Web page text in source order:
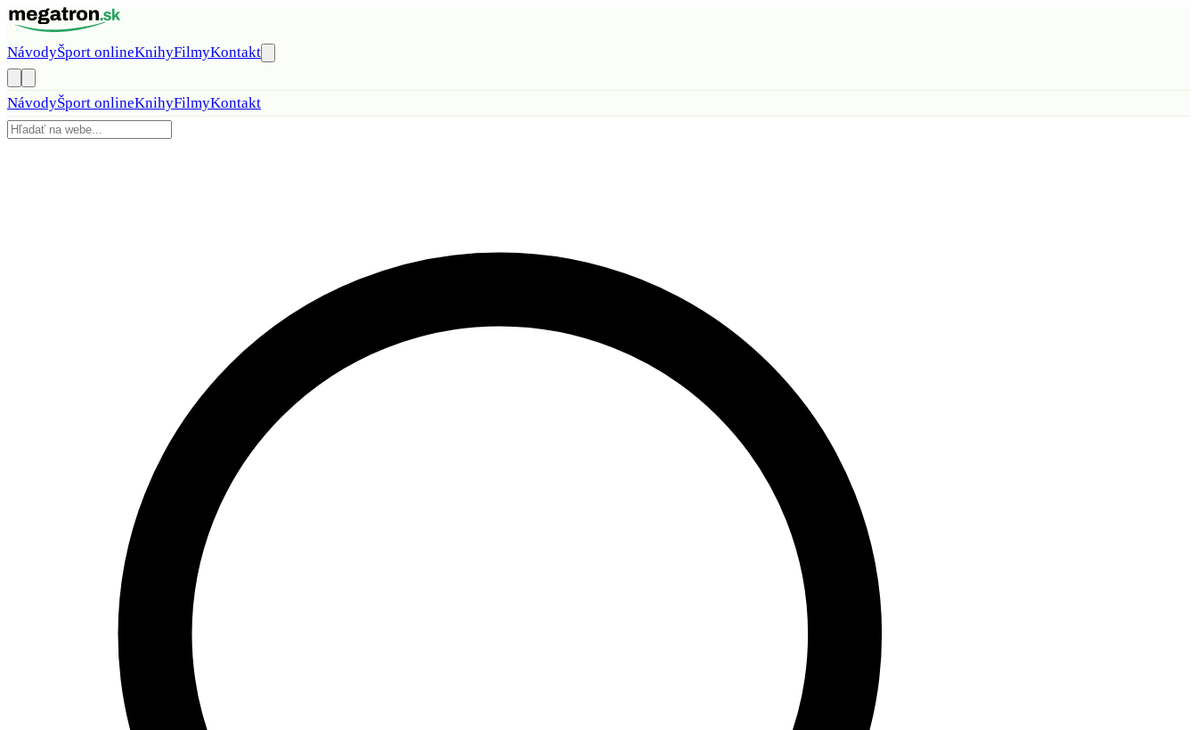
Preskočiť na obsah
NávodyŠport onlineKnihyFilmyKontakt
NávodyŠport onlineKnihyFilmyKontakt